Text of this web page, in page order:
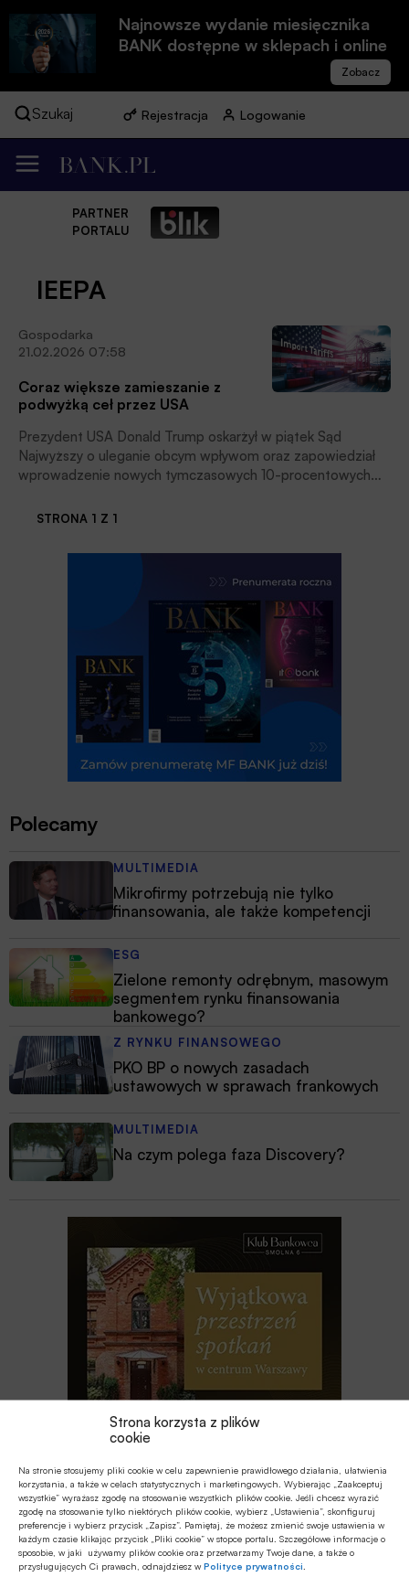
Strona korzysta z plików
cookie
Na stronie stosujemy pliki cookie w celu zapewnienie prawidłowego działania, ułatwienia
korzystania, a także w celach statystycznych i marketingowych. Wybierając „Zaakceptuj
wszystkie” wyrażasz zgodę na stosowanie wszystkich plików cookie. Jeśli chcesz wyrazić
zgodę na stosowanie tylko niektórych plików cookie, wybierz „Ustawienia”, skonfiguruj
preferencje i wybierz przycisk „Zapisz”. Pamiętaj, że możesz zmienić swoje ustawienia w
każdym czasie klikając przycisk „Pliki cookie” w stopce portalu. Szczegółowe informacje o
sposobie, w jaki używamy plików cookie oraz przetwarzamy Twoje dane, a także o
przysługujących Ci prawach, odnajdziesz wPolityce prywatności
Najnowsze wydanie miesięcznika
BANK dostępne w sklepach i online
Szukaj Rejestracja Logowanie
PARTNER
PORTALU
IEEPA
Gospodarka
21.02.2026 07:58
Coraz większe zamieszanie z
podwyżką ceł przez USA
Prezydent USA Donald Trump oskarżył w piątek Sąd
Najwyższy o uleganie obcym wpływom oraz zapowiedział
wprowadzenie nowych tymczasowych 10-procentowych
unieważnienie przez Sąd większości nałożonych przez
STRONA 1 Z 1
Polecamy
MULTIMEDIA
Mikrofirmy potrzebują nie tylko
finansowania, ale także kompetencji
ESG
Zielone remonty odrębnym, masowym
segmentem rynku finansowania
bankowego?
Z RYNKU FINANSOWEGO
PKO BP o nowych zasadach
ustawowych w sprawach frankowych
MULTIMEDIA
Na czym polega faza Discovery?
Najnowsze
EDUKACJA FINANSOWA
Od kieszonkowego po płatności